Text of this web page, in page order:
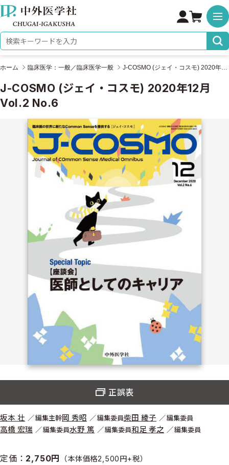
株式会社 中外医学社
検索キーワード
ホーム 臨床医学：一般／臨床医学一般 J-COSMO (ジェイ・コスモ) 2020年12月 Vol.2 No.6
J-COSMO (ジェイ・コスモ) 2020年12月
Vol.2 No.6
坂本 壮 編集主幹岡 秀昭 編集委員柴田 綾子 編集委員
高橋 宏瑞 編集委員水野 篤 編集委員和足 孝之 編集委員
定価： 2,750円 （本体価格2,500円+税）
正誤表